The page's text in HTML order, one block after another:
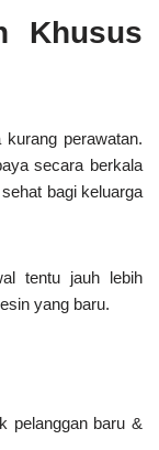
Khusus
perawatan.
secara berkala
bagi keluarga
tentu jauh lebih
yang baru.
pelanggan baru &